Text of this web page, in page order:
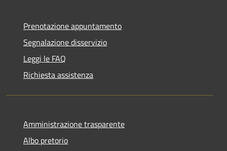
Prenotazione appuntamento
Segnalazione disservizio
Leggi le FAQ
Richiesta assistenza
Amministrazione trasparente
Albo pretorio